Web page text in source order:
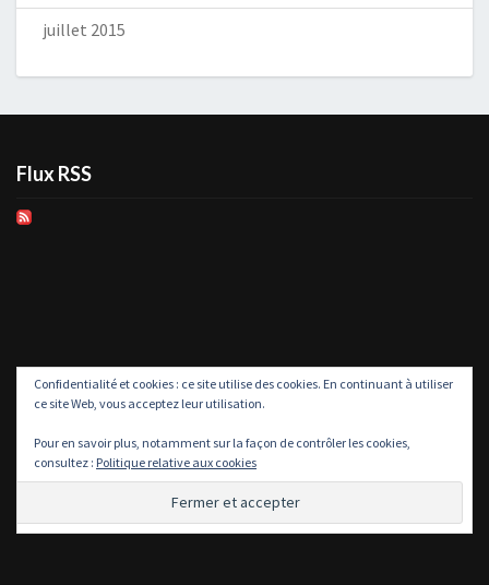
juillet 2015
Flux RSS
Confidentialité et cookies : ce site utilise des cookies. En continuant à utiliser
ce site Web, vous acceptez leur utilisation.
Pour en savoir plus, notamment sur la façon de contrôler les cookies,
consultez : Politique relative aux cookies